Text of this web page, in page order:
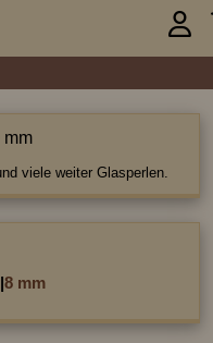

mm
viele weiter Glasperlen.
|8 mm